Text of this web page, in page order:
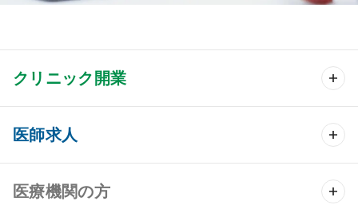
クリニック開業
クリニック開業 TOP
クリニック物件検索
医師求人
医師求人 TOP
医療機関の方